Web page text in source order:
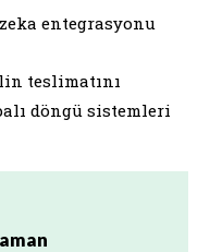
entegrasyonu
teslimatını
döngü sistemleri